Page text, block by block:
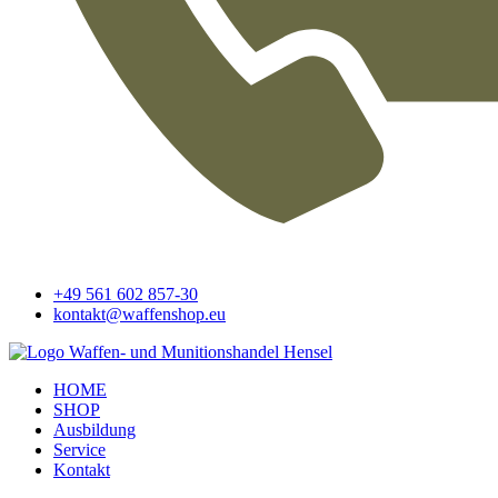
+49 561 602 857-30
kontakt@waffenshop.eu
HOME
SHOP
Ausbildung
Service
Kontakt